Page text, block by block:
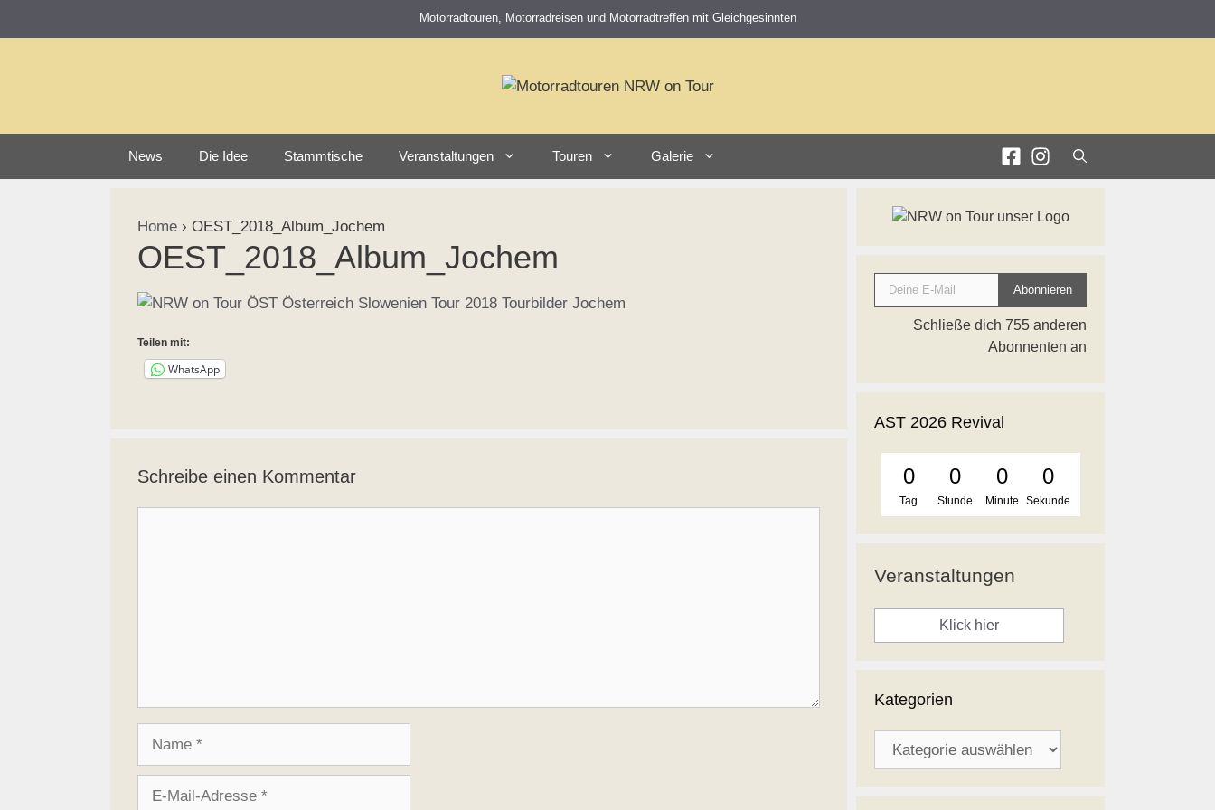
Motorradtouren, Motorradreisen und Motorradtreffen mit Gleichgesinnten
News Die Idee Stammtische Veranstaltungen Touren Galerie
Home › OEST_2018_Album_Jochem
OEST_2018_Album_Jochem
Teilen mit:
WhatsApp
Schreibe einen Kommentar
Deine E-Mail
Abonnieren
Schließe dich 755 anderen
Abonnenten an
AST 2026 Revival
0
Tag
0
Stunde
0
Minute
0
Sekunde
Veranstaltungen
Klick hier
Kategorien